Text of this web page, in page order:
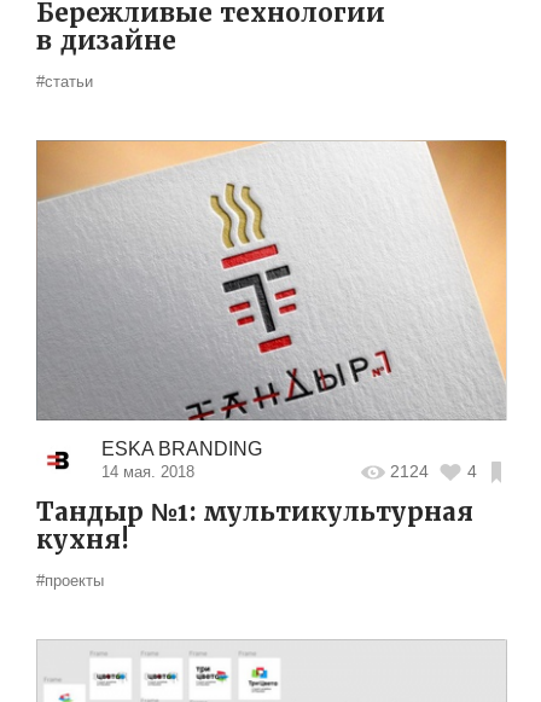
Бережливые технологии
в дизайне
#статьи
ESKA BRANDING
14 мая. 2018 2124 4
Тандыр №1: мультикультурная
кухня!
#проекты